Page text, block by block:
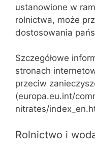
ustanowione w
rolnictwa, może
dostosowania
Szczegółowe
stronach
przeciw
(europa.eu.int/
nitrates/
Rolnictwo i